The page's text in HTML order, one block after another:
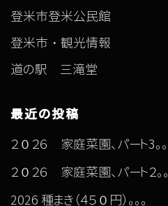
登米市登米公民館
登米市・観光情報
道の駅 三滝堂
最近の投稿
２０２６ 家庭菜園、パート3。。
２０２６ 家庭菜園、パート２。。
2026 種まき（４５０円）。。。